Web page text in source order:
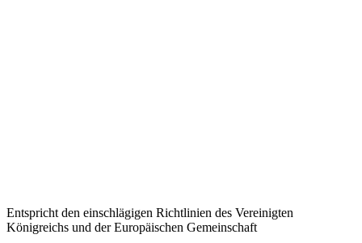
Entspricht den einschlägigen Richtlinien des Vereinigten
Königreichs und der Europäischen Gemeinschaft